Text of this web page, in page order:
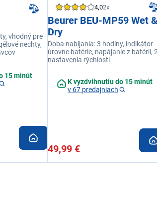
vhodný pre
nechty,
15 minút
4,02x
Beurer BEU-MP59 Wet &
Dry
Doba nabíjania: 3 hodiny, indikátor
úrovne batérie, napájanie z batérií,
nastavenia rýchlosti
K vyzdvihnutiu do 15 minút
v 67 predajniach
49,99 €